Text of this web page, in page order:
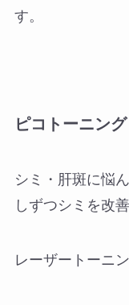
す。
ピコトーニング
シミ・肝斑に悩
しずつシミを改
レーザートーニ